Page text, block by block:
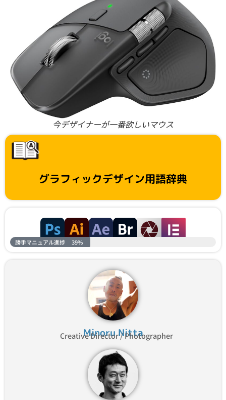
今デザイナーが一番欲しいマウス
グラフィックデザイン用語辞典
勝手マニュアル進捗 39%
Minoru Nitta
Creative Director / Photographer